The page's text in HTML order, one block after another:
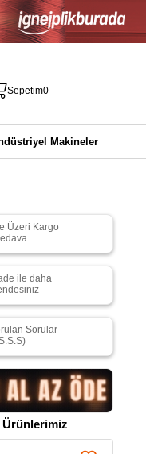
Sepetim0
Makineler
Üzeri Kargo
ile daha
Sorular
Ürünlerimiz